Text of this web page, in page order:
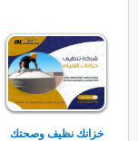
خزانك نظيف وصحتك